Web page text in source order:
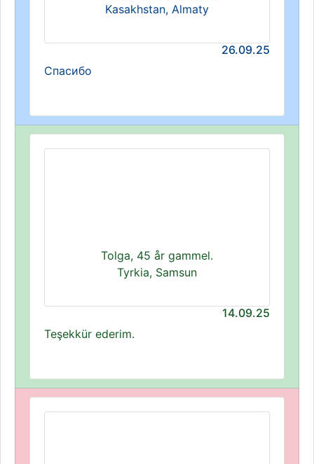
Kasakhstan, Almaty
26.09.25
Спасибо
Tolga, 45 år gammel.
Tyrkia, Samsun
14.09.25
Teşekkür ederim.